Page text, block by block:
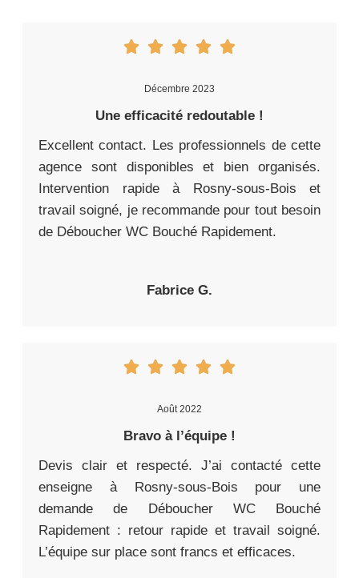
Décembre 2023
Une efficacité redoutable !
Excellent contact. Les professionnels de cette
agence sont disponibles et bien organisés.
Intervention rapide à Rosny-sous-Bois et
travail soigné, je recommande pour tout besoin
de Déboucher WC Bouché Rapidement.
Fabrice G.
Août 2022
Bravo à l’équipe !
Devis clair et respecté. J’ai contacté cette
enseigne à Rosny-sous-Bois pour une
demande de Déboucher WC Bouché
Rapidement : retour rapide et travail soigné.
L’équipe sur place sont francs et efficaces.